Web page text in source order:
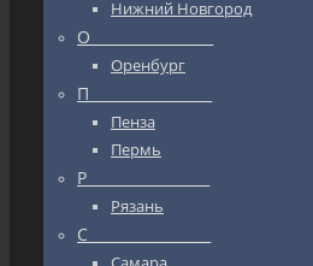
Нижний Новгород
О_________________
Оренбург
П_________________
Пенза
Пермь
Р_________________
Рязань
С_________________